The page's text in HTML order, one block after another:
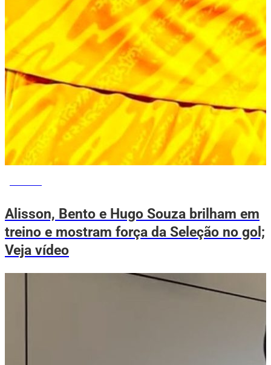
Alisson, Bento e Hugo Souza brilham em
treino e mostram força da Seleção no gol;
Veja vídeo